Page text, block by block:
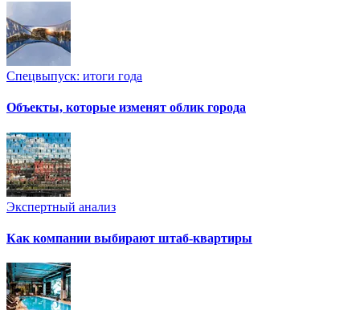
Спецвыпуск: итоги года
Объекты, которые изменят облик города
Экспертный анализ
Как компании выбирают штаб-квартиры